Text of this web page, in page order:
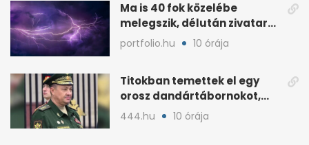
Ma is 40 fok közelébe
melegszik, délután zivatar
és viharos szél jöhet
portfolio.hu 10 órája
Titokban temettek el egy
orosz dandártábornokot,
Csajko barátját
444.hu 10 órája